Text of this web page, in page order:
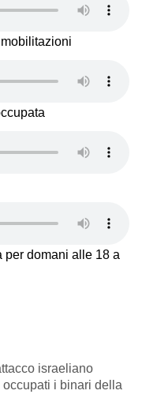
per domani alle 18 a
israeliano
i binari della